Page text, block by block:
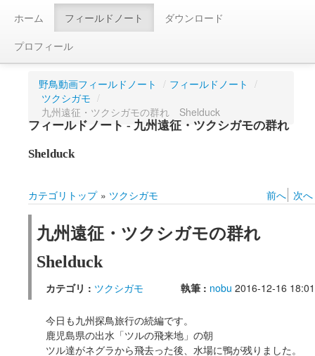
ホーム フィールドノート
ダウンロード
プロフィール
野鳥動画フィールドノート / フィールドノート /
ツクシガモ /
九州遠征・ツクシガモの群れ Shelduck
フィールドノート - 九州遠征・ツクシガモの群れ
Shelduck
カテゴリトップ » ツクシガモ 前へ 次へ
九州遠征・ツクシガモの群れ
Shelduck
カテゴリ : ツクシガモ 執筆 : nobu 2016-12-16 18:01
今日も九州探鳥旅行の続編です。
鹿児島県の出水「ツルの飛来地」の朝
ツル達がネグラから飛去った後、水場に鴨が残りました。